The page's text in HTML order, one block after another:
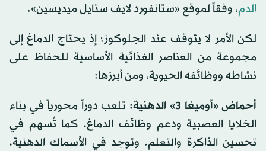
الدم، وفقاً لموقع «ستانفورد لايف ستايل ميديسين».
لكن الأمر لا يتوقف عند الجلوكوز؛ إذ يحتاج الدماغ إلى
مجموعة من العناصر الغذائية الأساسية للحفاظ على
نشاطه ووظائفه الحيوية، ومن أبرزها:
أحماض «أوميغا 3» الدهنية:
تلعب دوراً محورياً في بناء
الخلايا العصبية ودعم وظائف الدماغ، كما تُسهم في
تحسين الذاكرة والتعلم. وتوجد في الأسماك الدهنية،